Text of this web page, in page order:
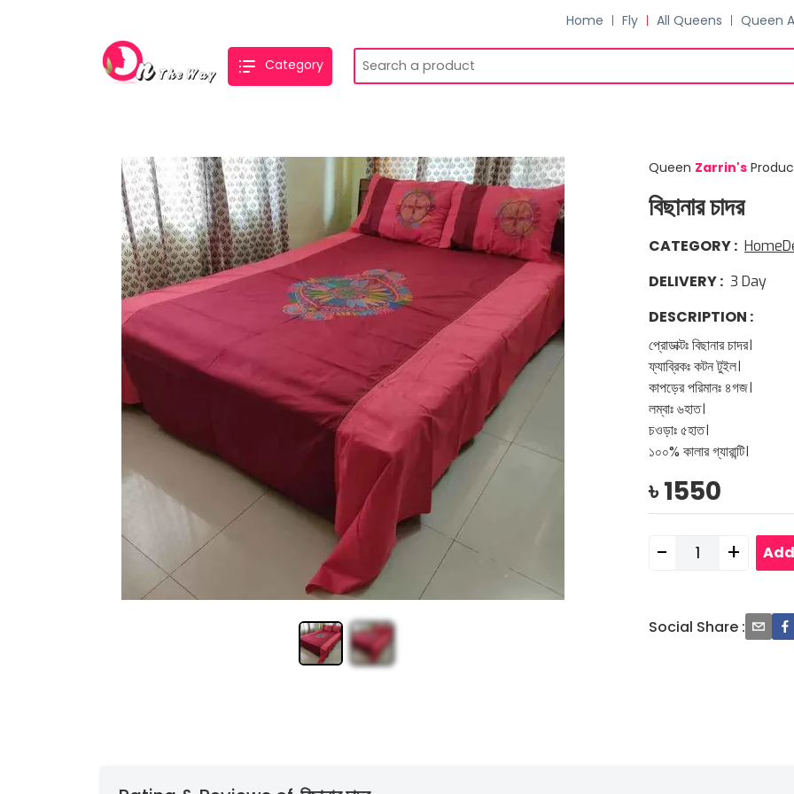
Home Fly All Queens Queen
Category
Queen Zarrin's
বিছানার চাদর
CATEGORY:
DELIVERY: 3 Day
DESCRIPTION :
প্রোডাক্টঃ বিছানার চাদর।
ফ্যাব্রিকঃ কটন টুইল।
কাপড়ের পরিমানঃ ৪গজ।
লম্বাঃ ৬হাত।
চওড়াঃ ৫হাত।
১০০% কালার গ্যারান্টি।
৳1550
- +
Social Share :